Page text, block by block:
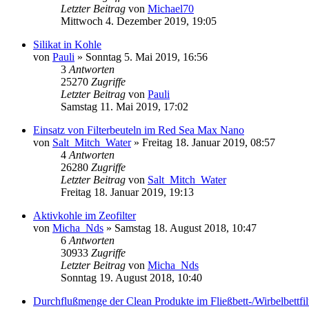
Letzter Beitrag von Michael70
Mittwoch 4. Dezember 2019, 19:05
Silikat in Kohle
von Pauli » Sonntag 5. Mai 2019, 16:56
3 Antworten
25270 Zugriffe
Letzter Beitrag von Pauli
Samstag 11. Mai 2019, 17:02
Einsatz von Filterbeuteln im Red Sea Max Nano
von Salt_Mitch_Water» Freitag 18. Januar 2019, 08:57
4 Antworten
26280 Zugriffe
Letzter Beitrag von Salt_Mitch_Water
Freitag 18. Januar 2019, 19:13
Aktivkohle im Zeofilter
von Micha_Nds » Samstag 18. August 2018, 10:47
6 Antworten
30933 Zugriffe
Letzter Beitrag von Micha_Nds
Sonntag 19. August 2018, 10:40
Durchflußmenge der Clean Produkte im Fließbett-/